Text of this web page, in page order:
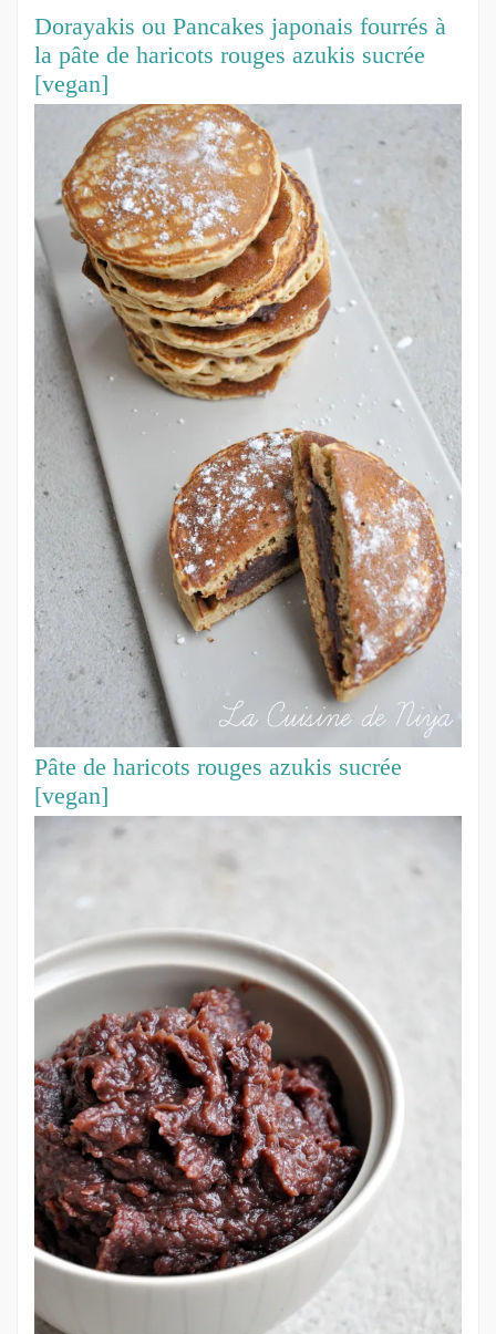
Dorayakis ou Pancakes japonais fourrés à
la pâte de haricots rouges azukis sucrée
[vegan]
Pâte de haricots rouges azukis sucrée
[vegan]